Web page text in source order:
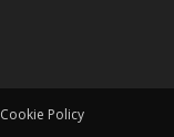
Cookie Policy